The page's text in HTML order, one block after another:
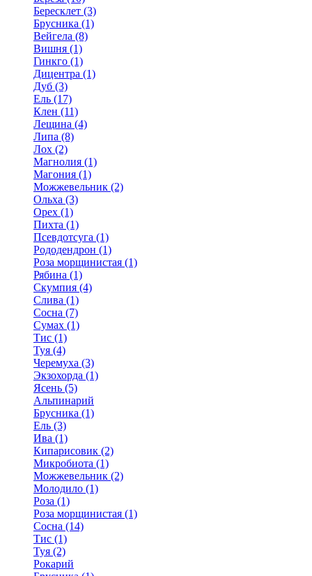
Бересклет (3)
Брусника (1)
Вейгела (8)
Вишня (1)
Гинкго (1)
Дицентра (1)
Дуб (3)
Ель (17)
Клен (11)
Лещина (4)
Липа (8)
Лох (2)
Магнолия (1)
Магония (1)
Можжевельник (2)
Ольха (3)
Орех (1)
Пихта (1)
Псевдотсуга (1)
Рододендрон (1)
Роза морщинистая (1)
Рябина (1)
Скумпия (4)
Слива (1)
Сосна (7)
Сумах (1)
Тис (1)
Туя (4)
Черемуха (3)
Экзохорда (1)
Ясень (5)
Альпинарий
Брусника (1)
Ель (3)
Ива (1)
Кипарисовик (2)
Микробиота (1)
Можжевельник (2)
Молодило (1)
Роза (1)
Роза морщинистая (1)
Сосна (14)
Тис (1)
Туя (2)
Рокарий